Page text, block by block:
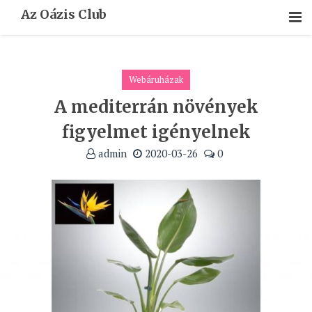
Az Oázis Club
Webáruházak
A mediterrán növények
figyelmet igényelnek
admin 2020-03-26 0